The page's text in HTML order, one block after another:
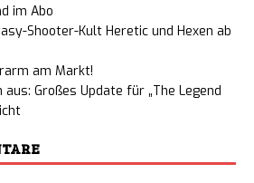
im Abo
Shooter-Kult Heretic und Hexen ab
am Markt!
Großes Update für „The Legend